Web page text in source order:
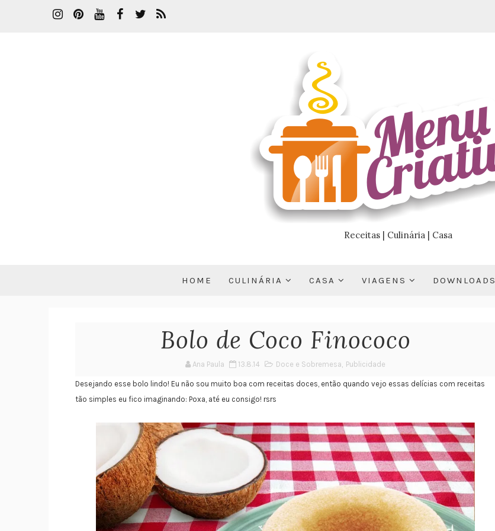
Receitas | Culinária | Casa
HOME CULINÁRIA CASA VIAGENS DOWNLOADS
Bolo de Coco Finococo
Ana Paula 13.8.14 Doce e Sobremesa Publicidade
Desejando esse bolo lindo! Eu não sou muito boa com receitas doces, então quando vejo essas delícias com receitas
tão simples eu fico imaginando: Poxa, até eu consigo! rsrs